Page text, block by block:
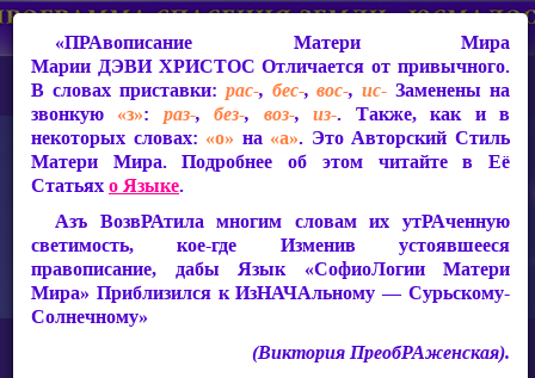
СакРАльная Поэзия Матери Мира
Песнь РАсии Славной
«ПРАвописание Матери Мира
Марии ДЭВИ ХРИСТОС Отличается от привычного.
В словах приставки: рас-, бес-,вос-,ис- Заменены на
звонкую «з»: раз-,без-, воз-,из-. Также, как и в
некоторых словах: «о» на «а». Это Авторский Стиль
Матери Мира. Подробнее об этом читайте в Её
Статьяхо Языке.
Азъ ВозвРАтила многим словам их утРАченную
светимость, кое-где Изменив устоявшееся
правописание, дабы Язык «СофиоЛогии Матери
Мира» Приблизился к ИзНАЧАльному — Сурьскому-
Солнечному»
(Виктория ПреобРАженская).